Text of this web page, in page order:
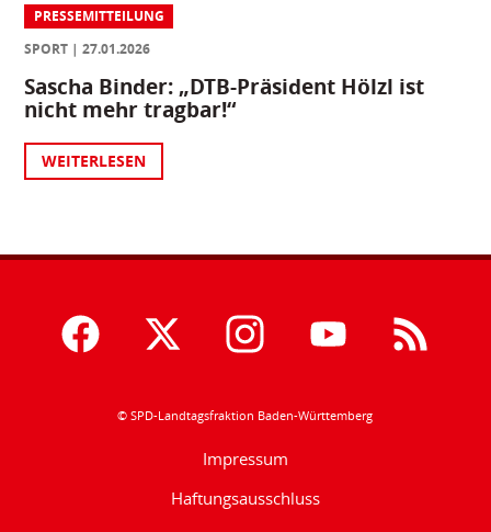
PRESSEMITTEILUNG
SPORT
27.01.2026
Sascha Binder: „DTB-Präsident Hölzl ist
nicht mehr tragbar!“
WEITERLESEN
© SPD-Landtagsfraktion Baden-Württemberg
Impressum
Haftungsausschluss